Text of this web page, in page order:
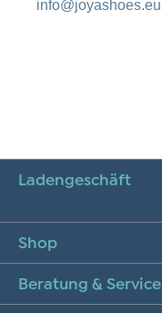
info@joyashoes.eu
Ladengeschäft
Shop
Beratung & Service